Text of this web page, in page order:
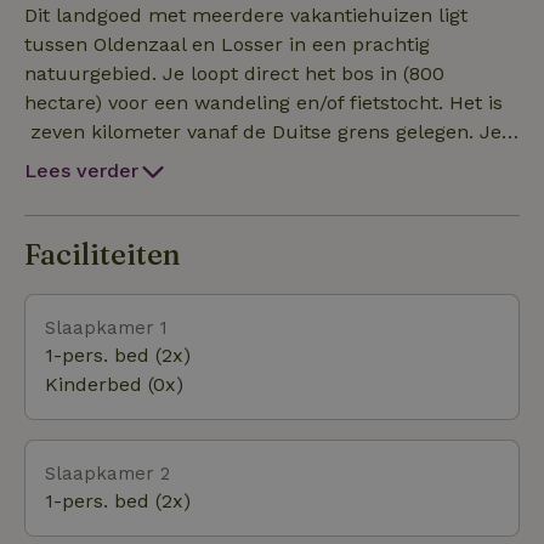
kun je gezellig eten of borrelen met vrienden en
familie. De woonkamer heeft openslaande
tuindeuren naar het terras. Er is een keuken
aanwezig voorzien van apparatuur, zoals een
vaatwasser, combi magnetron, koel-vriescombinatie,
koffiezetapparaat etc. In het vakantiehuis is tevens
vier soortgelijke natuurhuisjes gelegen op dit
terrein. De andere huisjes zijn terug te vinden onder
natuurhuisje wordt niet verhuurd aan groepen
Dit landgoed met meerdere vakantiehuizen ligt
tussen Oldenzaal en Losser in een prachtig
natuurgebied. Je loopt direct het bos in (800
hectare) voor een wandeling en/of fietstocht. Het is
zeven kilometer vanaf de Duitse grens gelegen. Je
kunt diverse fietstochten maken via Duitsland en
Lees verder
Faciliteiten
Slaapkamer 1
1-pers. bed (2x)
Kinderbed (0x)
Slaapkamer 2
1-pers. bed (2x)